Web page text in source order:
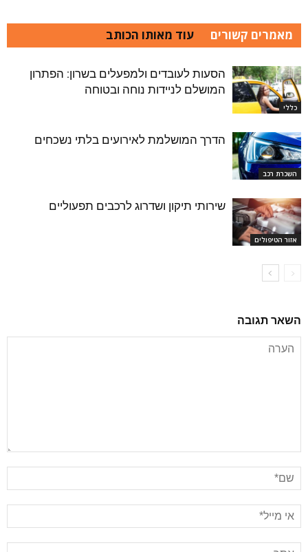
מאמרים קשורים עוד מאותו הכותב
כללי
הסעות לעובדים ולמפעלים בשרון: הפתרון
המושלם לניידות נוחה ובטוחה
השכרת רכב
הדרך המושלמת לאירועים בלתי נשכחים
אזור הטיפולים
שירותי תיקון ושדרוג לרכבים תפעוליים
השאר תגובה